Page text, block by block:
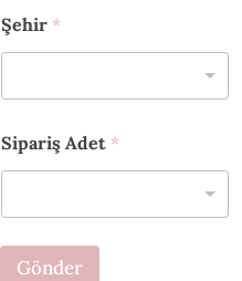
Şehir *
Sipariş Adet *
Gönder